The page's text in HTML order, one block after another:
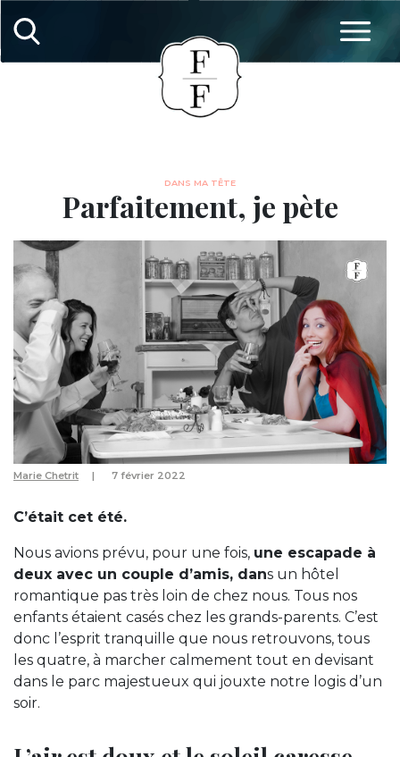
DANS MA TÊTE
Parfaitement, je pète
Marie Chetrit 7 février 2022
C’était cet été.
Nous avions prévu, pour une fois, une escapade à
deux avec un couple d’amis, dans un hôtel
romantique pas très loin de chez nous. Tous nos
enfants étaient casés chez les grands-parents. C’est
donc l’esprit tranquille que nous retrouvons, tous
les quatre, à marcher calmement tout en devisant
dans le parc majestueux qui jouxte notre logis d’un
soir.